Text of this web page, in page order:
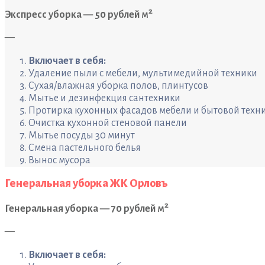
Экспресс уборка — 50 рублей м2
—
Включает в себя:
Удаление пыли с мебели, мультимедийной техники
Сухая/влажная уборка полов, плинтусов
Мытье и дезинфекция сантехники
Протирка кухонных фасадов мебели и бытовой
Очистка кухонной стеновой панели
Мытье посуды 30 минут
Смена пастельного белья
Вынос мусора
Генеральная уборка ЖК Орловъ
Генеральная уборка — 70 рублей м2
—
Включает в себя: